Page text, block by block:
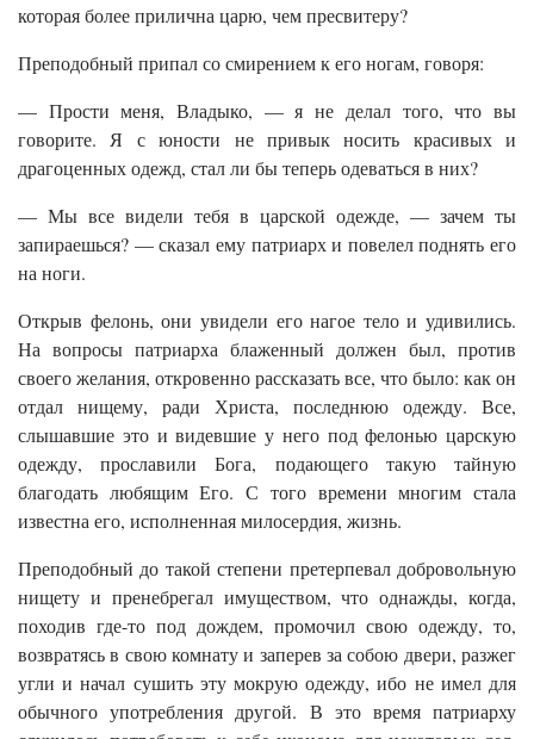
которая более прилична царю, чем пресвитеру?
Преподобный припал со смирением к его ногам, говоря:
— Прости меня, Владыко, — я не делал того, что вы
говорите. Я с юности не привык носить красивых и
драгоценных одежд, стал ли бы теперь одеваться в них?
— Мы все видели тебя в царской одежде, — зачем ты
запираешься? — сказал ему патриарх и повелел поднять его
на ноги.
Открыв фелонь, они увидели его нагое тело и удивились.
На вопросы патриарха блаженный должен был, против
своего желания, откровенно рассказать все, что было: как он
отдал нищему, ради Христа, последнюю одежду. Все,
слышавшие это и видевшие у него под фелонью царскую
одежду, прославили Бога, подающего такую тайную
благодать любящим Его. С того времени многим стала
известна его, исполненная милосердия, жизнь.
Преподобный до такой степени претерпевал добровольную
нищету и пренебрегал имуществом, что однажды, когда,
походив где-то под дождем, промочил свою одежду, то,
возвратясь в свою комнату и заперев за собою двери, разжег
угли и начал сушить эту мокрую одежду, ибо не имел для
обычного употребления другой. В это время патриарху